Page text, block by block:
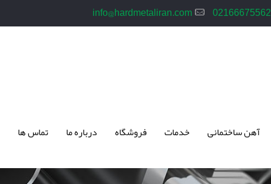
02166675562
info@hardmetaliran.com
آهن ساختمانی خدمات فروشگاه درباره ما تماس ها